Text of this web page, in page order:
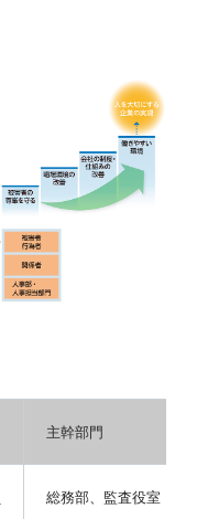
主幹部門
総務部、監査役室